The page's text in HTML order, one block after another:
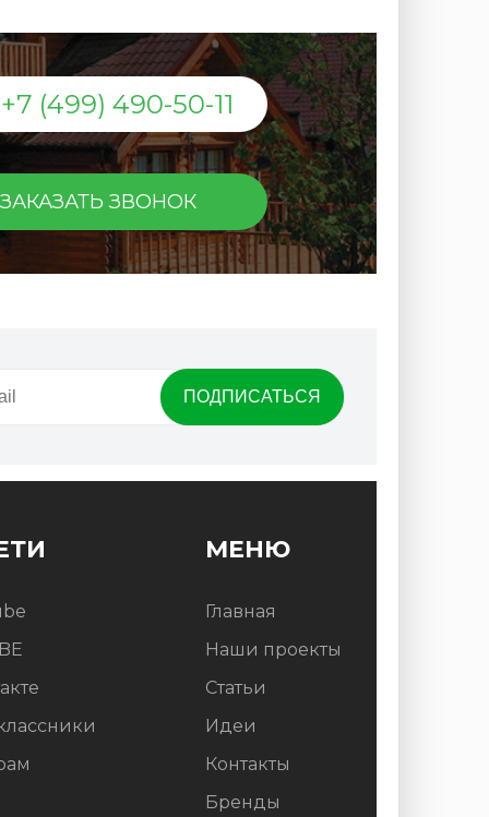
+7 (499) 490-50-11
ЗАКАЗАТЬ ЗВОНОК
МЕНЮ
Главная
Наши проекты
Статьи
Идеи
Контакты
Бренды